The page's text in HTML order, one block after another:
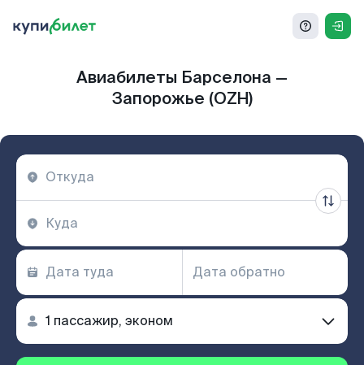
Авиабилеты Барселона —
Запорожье (OZH)